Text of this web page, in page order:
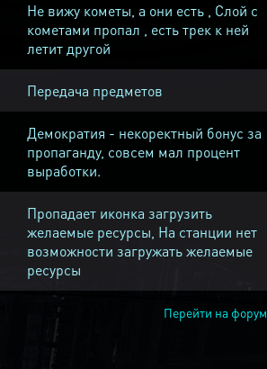
Не вижу кометы, а они есть , Слой с
кометами пропал , есть трек к ней
летит другой
Передача предметов
Демократия - некоректный бонус за
пропаганду, совсем мал процент
выработки.
Пропадает иконка загрузить
желаемые ресурсы, На станции нет
возможности загружать желаемые
ресурсы
Перейти на форум